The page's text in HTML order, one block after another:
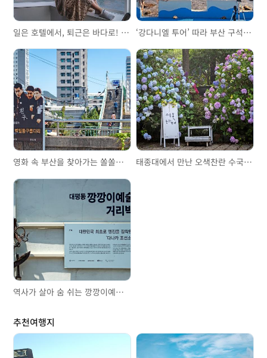
일은 호텔에서, 퇴근은 바다로! 워케이션 인 부산 ‘강다니엘 투어’ 따라 부산 구석구석
영화 속 부산을 찾아가는 쏠쏠한 재미 태종대에서 만난 오색찬란 수국의 매력
역사가 살아 숨 쉬는 깡깡이예술마을
추천여행지